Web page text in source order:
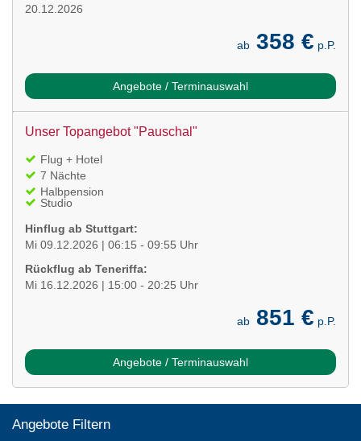
20.12.2026
ab 358 € p.P.
Angebote / Terminauswahl
Unser Topangebot "Pauschal"
Flug + Hotel
7 Nächte
Halbpension
Studio
Hinflug ab Stuttgart:
Mi 09.12.2026 | 06:15 - 09:55 Uhr
Rückflug ab Teneriffa:
Mi 16.12.2026 | 15:00 - 20:25 Uhr
ab 851 € p.P.
Angebote / Terminauswahl
Angebote Filtern